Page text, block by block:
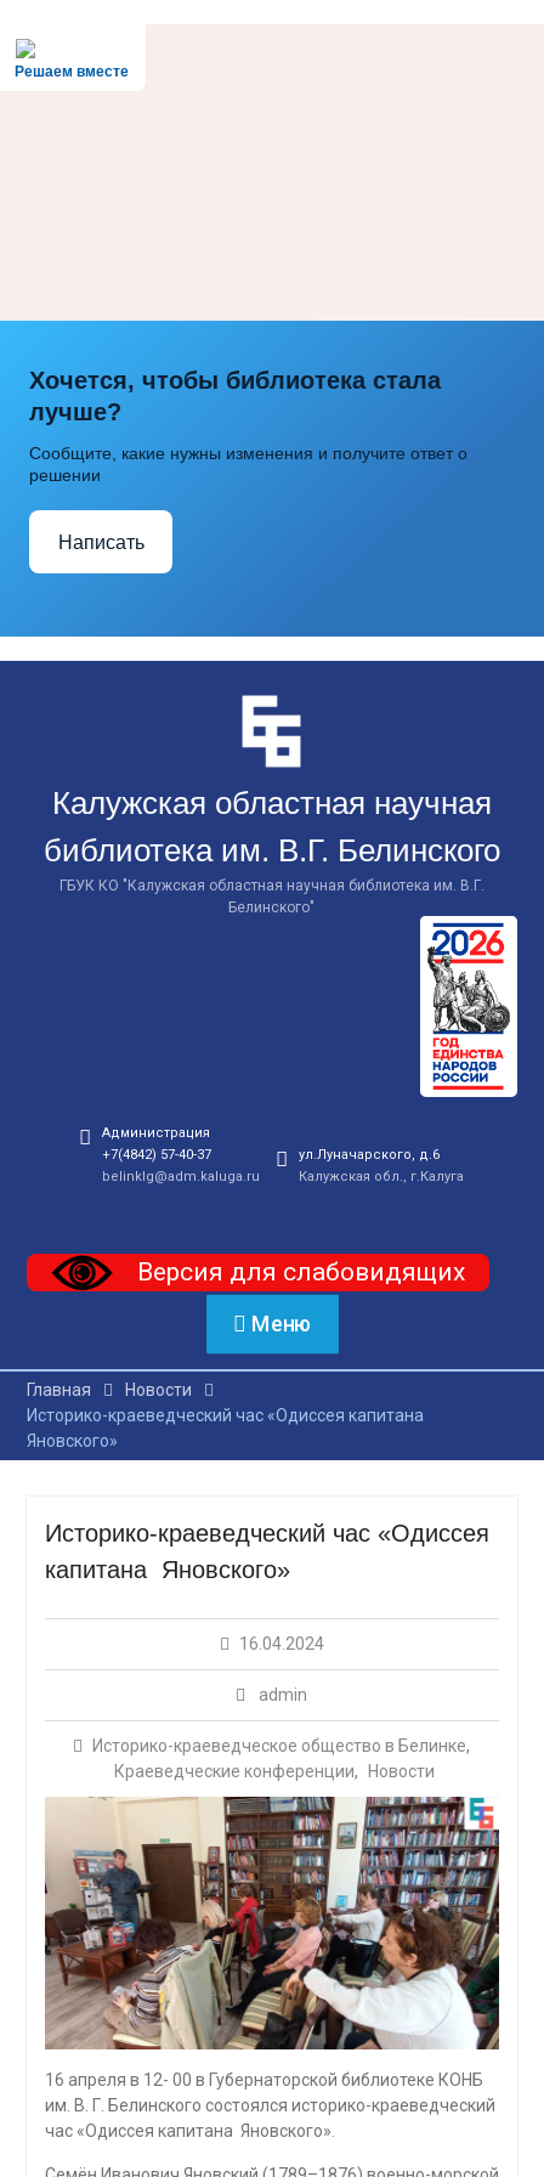
Решаем вместе
Хочется, чтобы библиотека стала
лучше?
Сообщите, какие нужны изменения и получите ответ о
решении
Написать
Калужская областная научная
библиотека им. В.Г. Белинского
ГБУК КО "Калужская областная научная библиотека им. В.Г.
Белинского"
Администрация
+7(4842) 57-40-37
belinklg@adm.kaluga.ru
ул.Луначарского, д.6
Калужская обл., г.Калуга
Версия для слабовидящих
Меню
Главная
Новости
Историко-краеведческий час «Одиссея капитана
Яновского»
Историко-краеведческий час «Одиссея
капитана Яновского»
16.04.2024
admin
Историко-краеведческое общество в Белинке,
Краеведческие конференции, Новости
16 апреля в 12- 00 в Губернаторской библиотеке КОНБ
им. В. Г. Белинского состоялся историко-краеведческий
час «Одиссея капитана Яновского».